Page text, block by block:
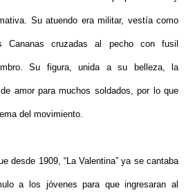
Su atuendo era militar, vestía como
Cananas cruzadas al pecho con fusil
Su figura, unida a su belleza, la
amor para muchos soldados, por lo que
del movimiento.
desde 1909, “La Valentina” ya se cantaba
a los jóvenes para que ingresaran al